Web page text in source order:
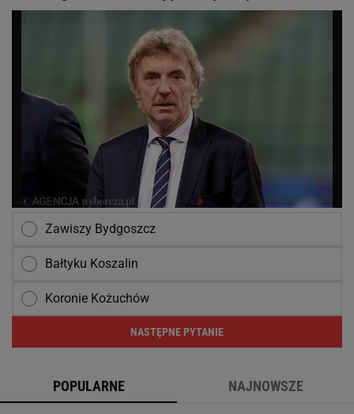
Zawiszy Bydgoszcz
Bałtyku Koszalin
Koronie Kożuchów
NASTĘPNE PYTANIE
POPULARNE NAJNOWSZE